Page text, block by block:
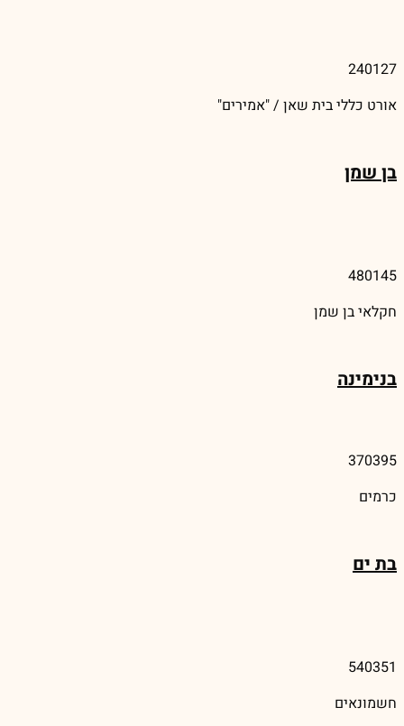
240127
אורט כללי בית שאן / "אמירים"
בן שמן
480145
חקלאי בן שמן
בנימינה
370395
כרמים
בת ים
540351
חשמונאים